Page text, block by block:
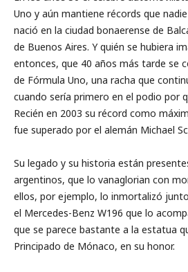
Uno y aún mantiene récords que
nació en la ciudad bonaerense de
de Buenos Aires. Y quién se hubiera
entonces, que 40 años más tarde se
de Fórmula Uno, una racha que
cuando sería primero en el podio por
Recién en 2003 su récord como
fue superado por el alemán Michael
Su legado y su historia están
argentinos, que lo vanaglorian con
ellos, por ejemplo, lo inmortalizó junto
el Mercedes-Benz W196 que lo
que se parece bastante a la estatua
Principado de Mónaco, en su honor.